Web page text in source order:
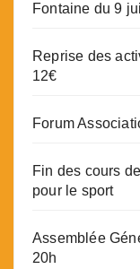
Fontaine du 9
Reprise des
12€
Forum
Fin des cours
pour le sport
Assemblée
20h